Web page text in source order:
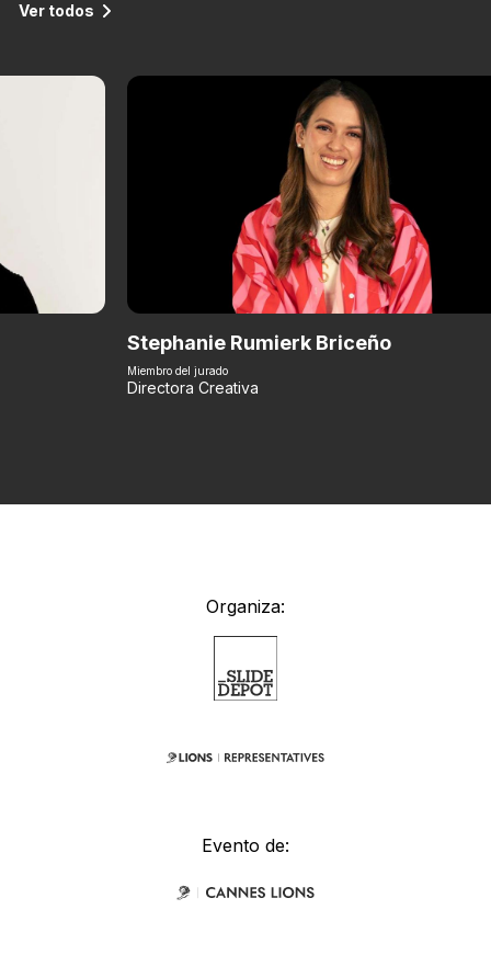
Ver todos
Stephanie Rumierk Briceño
Miembro del jurado
Directora Creativa
Organiza:
Evento de: